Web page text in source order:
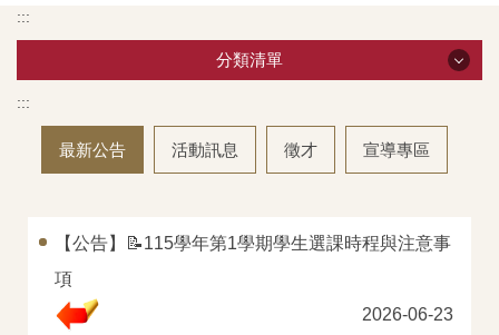
:::
分類清單
招生資訊
教職員工
學士班
:::
最新公告 活動訊息 徵才 宣導專區
【公告】📝115學年第1學期學生選課時程與注意事
項
2026-06-23